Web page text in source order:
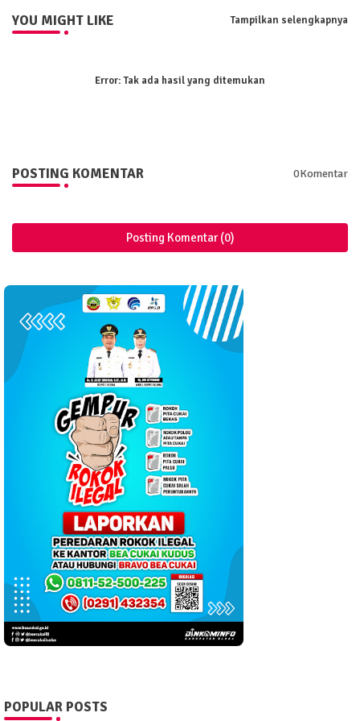
YOU MIGHT LIKE Tampilkan selengkapnya
Error:Tak ada hasil yang ditemukan
POSTING KOMENTAR 0Komentar
Posting Komentar (0)
POPULAR POSTS